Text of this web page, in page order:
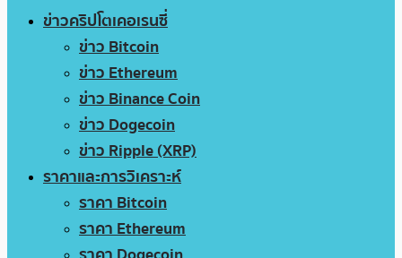
ข่าวคริปโตเคอเรนซี่
ข่าว Bitcoin
ข่าว Ethereum
ข่าว Binance Coin
ข่าว Dogecoin
ข่าว Ripple (XRP)
ราคาและการวิเคราะห์
ราคา Bitcoin
ราคา Ethereum